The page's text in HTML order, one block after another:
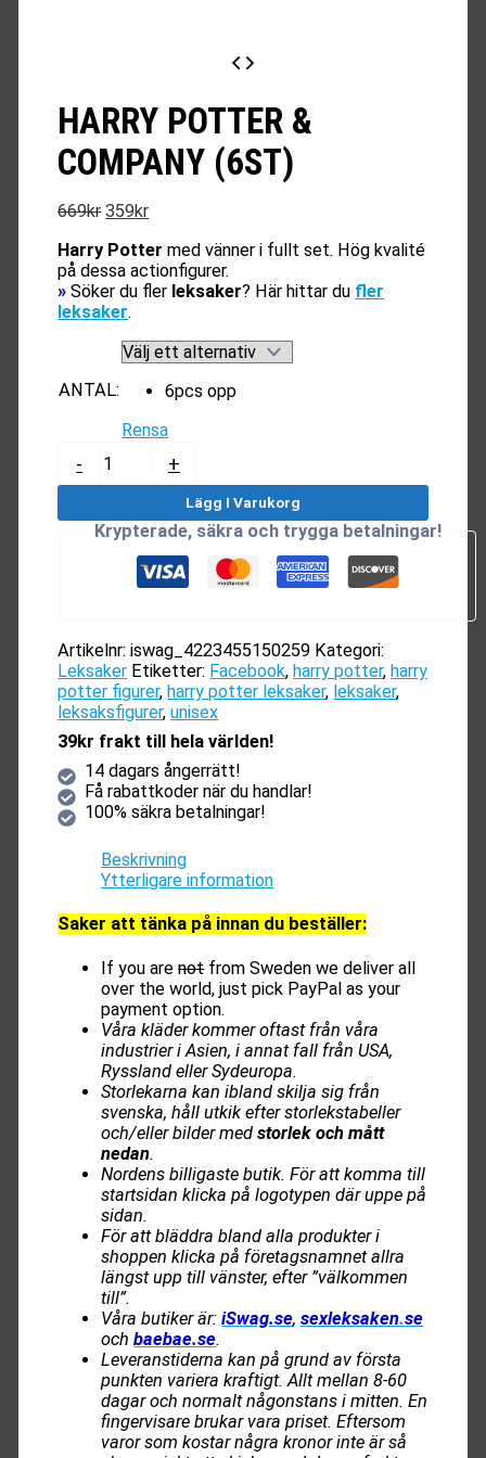
HARRY POTTER &
COMPANY (6ST)
669krDet
priset
var:
669kr.
359krDet
priset
är:
359kr.
Harry Potter med vänner i fullt set. Hög kvalité
på dessa actionfigurer.
» Söker du fler leksaker? Här hittar du fler
leksaker.
ANTAL:
6pcs opp
Rensa
-
Potter
&
+
Lägg I Varukorg
Krypterade, säkra och trygga betalningar!
Artikelnr:iswag_4223455150259 Kategori:
Leksaker Etiketter: Facebook,harry potter,harry
potter figurer,harry potter leksaker, leksaker,
leksaksfigurer,unisex
39kr frakt till hela världen!
14 dagars ångerrätt!
Få rabattkoder när du handlar!
100% säkra betalningar!
Beskrivning
Ytterligare information
Saker att tänka på innan du beställer:
If you arenotfrom Sweden we deliver all
over the world, just pick PayPal as your
payment option.
Våra kläder kommer oftast från våra
industrier i Asien, i annat fall från USA,
Ryssland eller Sydeuropa.
Storlekarna kan ibland skilja sig från
svenska, håll utkik efter storlekstabeller
och/eller bilder medstorlek och mått
nedan.
Nordens billigaste butik. För att komma till
startsidan klicka på logotypen där uppe på
sidan.
För att bläddra bland alla produkter i
shoppen klicka på företagsnamnet allra
längst upp till vänster, efter ”välkommen
till”.
Våra butiker är:iSwag.se,sexleksaken.se
ochbaebae.se.
Leveranstiderna kan på grund av första
punkten variera kraftigt. Allt mellan 8-60
dagar och normalt någonstans i mitten. En
fingervisare brukar vara priset. Eftersom
varor som kostar några kronor inte är så